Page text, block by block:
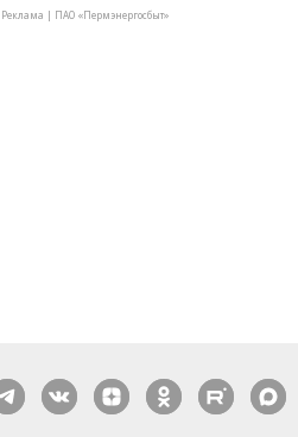
Реклама | ПАО «Пермэнергосбыт»